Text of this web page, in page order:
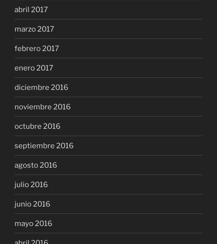
abril 2017
marzo 2017
febrero 2017
enero 2017
diciembre 2016
noviembre 2016
octubre 2016
septiembre 2016
agosto 2016
julio 2016
junio 2016
mayo 2016